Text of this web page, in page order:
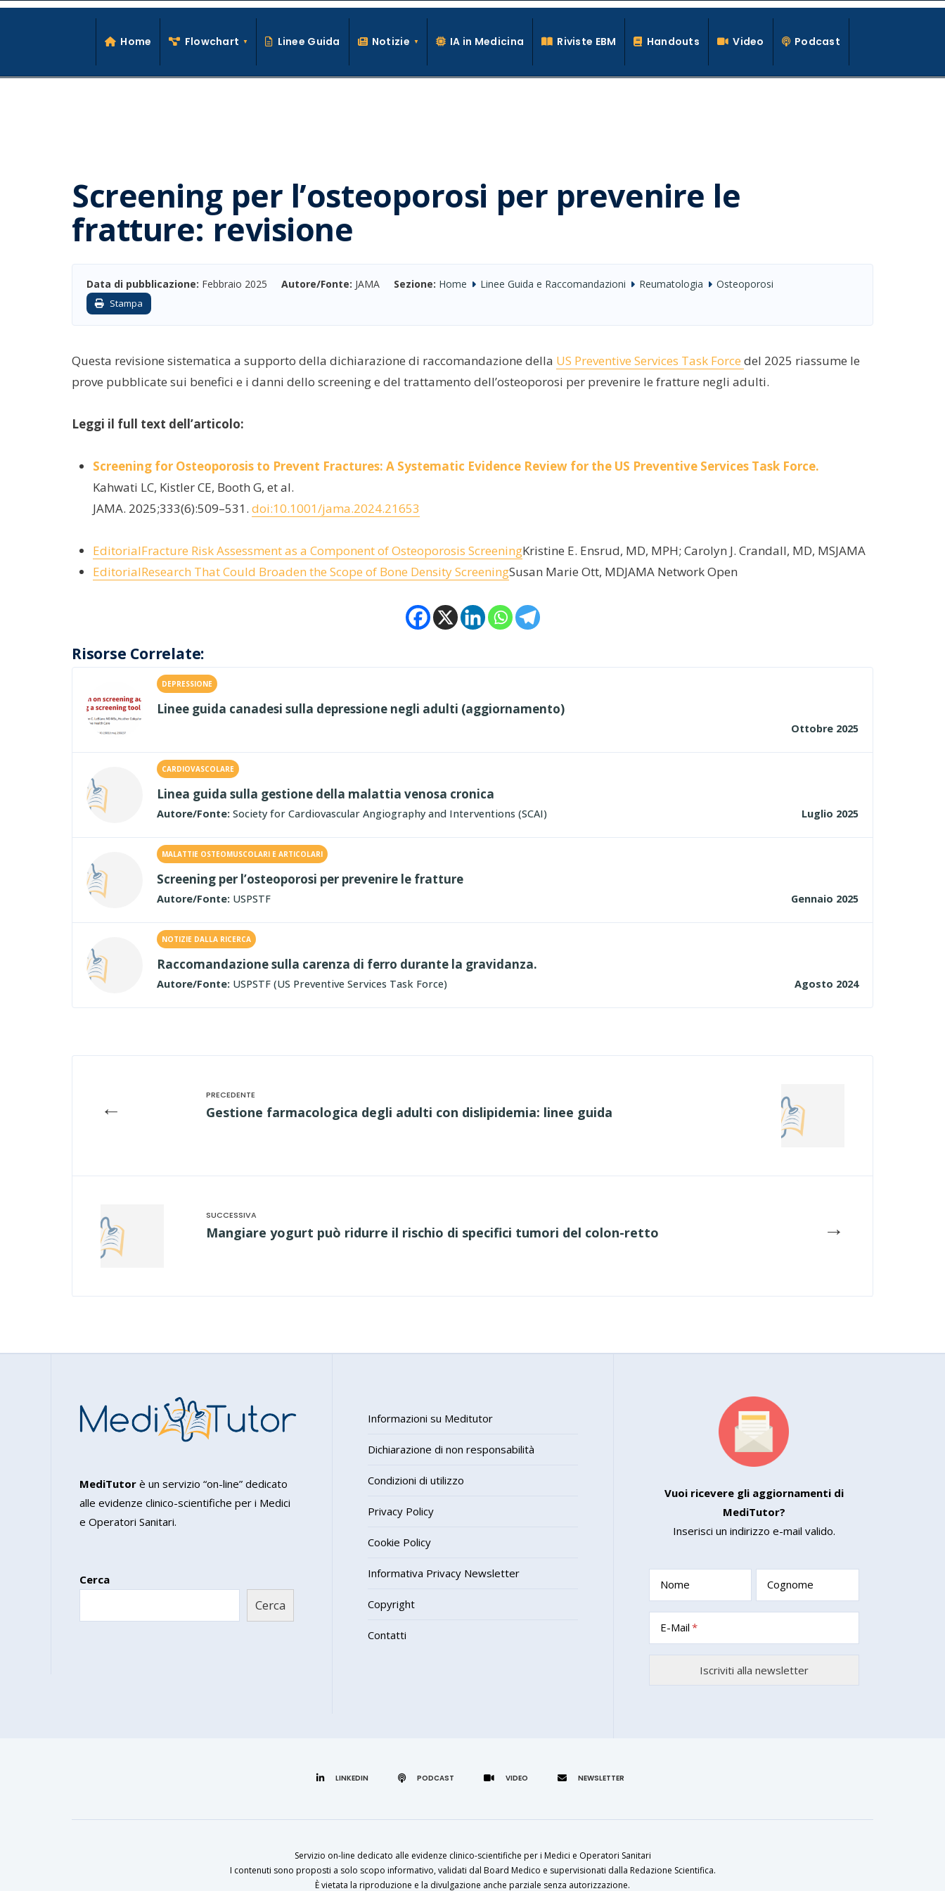
Skip
La conoscenza clinica per la pratica medica quotidiana
Home Flowchart Linee Guida Notizie IA in Medicina Riviste EBM Handouts Video Podcast
Screening per l’osteoporosi per prevenire le
fratture: revisione
Data di pubblicazione: Febbraio 2025 Autore/Fonte: JAMA Sezione: Home Linee Guida e Raccomandazioni Reumatologia Osteoporosi
Stampa
Questa revisione sistematica a supporto della dichiarazione di raccomandazione della US Preventive Services Task Force del 2025 riassume le
prove pubblicate sui benefici e i danni dello screening e del trattamento dell’osteoporosi per prevenire le fratture negli adulti.
Leggi il full text dell’articolo:
Screening for Osteoporosis to Prevent Fractures: A Systematic Evidence Review for the US Preventive Services Task Force.
Kahwati LC, Kistler CE, Booth G, et al.
JAMA. 2025;333(6):509–531. doi:10.1001/jama.2024.21653
EditorialFracture Risk Assessment as a Component of Osteoporosis ScreeningKristine E. Ensrud, MD, MPH; Carolyn J. Crandall, MD, MSJAMA
EditorialResearch That Could Broaden the Scope of Bone Density ScreeningSusan Marie Ott, MDJAMA Network Open
Risorse Correlate:
DEPRESSIONE
Linee guida canadesi sulla depressione negli adulti (aggiornamento)
Ottobre 2025
CARDIOVASCOLARE
Linea guida sulla gestione della malattia venosa cronica
Autore/Fonte: Society for Cardiovascular Angiography and Interventions (SCAI) Luglio 2025
MALATTIE OSTEOMUSCOLARI E ARTICOLARI
Screening per l’osteoporosi per prevenire le fratture
Autore/Fonte: USPSTF Gennaio 2025
NOTIZIE DALLA RICERCA
Raccomandazione sulla carenza di ferro durante la gravidanza.
Autore/Fonte: USPSTF (US Preventive Services Task Force) Agosto 2024
← Gestione farmacologica degli adulti con dislipidemia: linee guida
→
Mangiare yogurt può ridurre il rischio di specifici tumori del colon-retto
MediTutor è un servizio “on-line” dedicato
alle evidenze clinico-scientifiche per i Medici
e Operatori Sanitari.
Cerca
Cerca
Informazioni su Meditutor
Dichiarazione di non responsabilità
Condizioni di utilizzo
Privacy Policy
Cookie Policy
Informativa Privacy Newsletter
Copyright
Contatti
Vuoi ricevere gli aggiornamenti di
MediTutor?
Inserisci un indirizzo e-mail valido.
Nome Cognome
E-Mail
LINKEDIN
Servizio on-line dedicato alle evidenze clinico-scientifiche per i Medici e Operatori Sanitari
I contenuti sono proposti a solo scopo informativo, validati dal Board Medico e supervisionati dalla Redazione Scientifica.
È vietata la riproduzione e la divulgazione anche parziale senza autorizzazione.